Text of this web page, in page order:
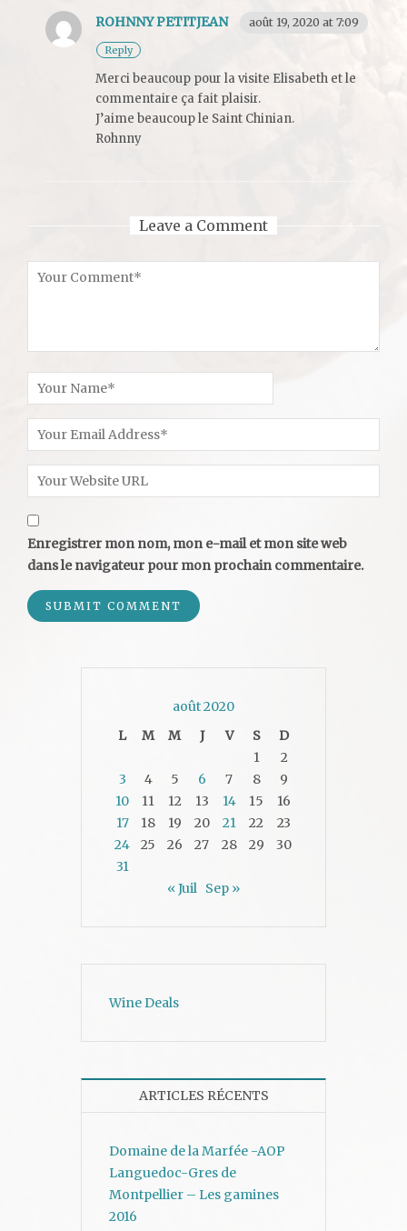
ROHNNY PETITJEAN août 19, 2020 at 7:09
Reply
Merci beaucoup pour la visite Elisabeth et le
commentaire ça fait plaisir.
J’aime beaucoup le Saint Chinian.
Rohnny
Leave a Comment
Enregistrer mon nom, mon e-mail et mon site web
dans le navigateur pour mon prochain commentaire.
août 2020
L
M M J V S
D
1
2
3
4 5 6 7 8
9
10
11 12 13 14 15
16
17
18 19 20 21 22
23
24
25 26 27 28 29
30
31
« Juil Sep »
Wine Deals
ARTICLES RÉCENTS
Domaine de la Marfée -AOP
Languedoc-Gres de
Montpellier – Les gamines
2016